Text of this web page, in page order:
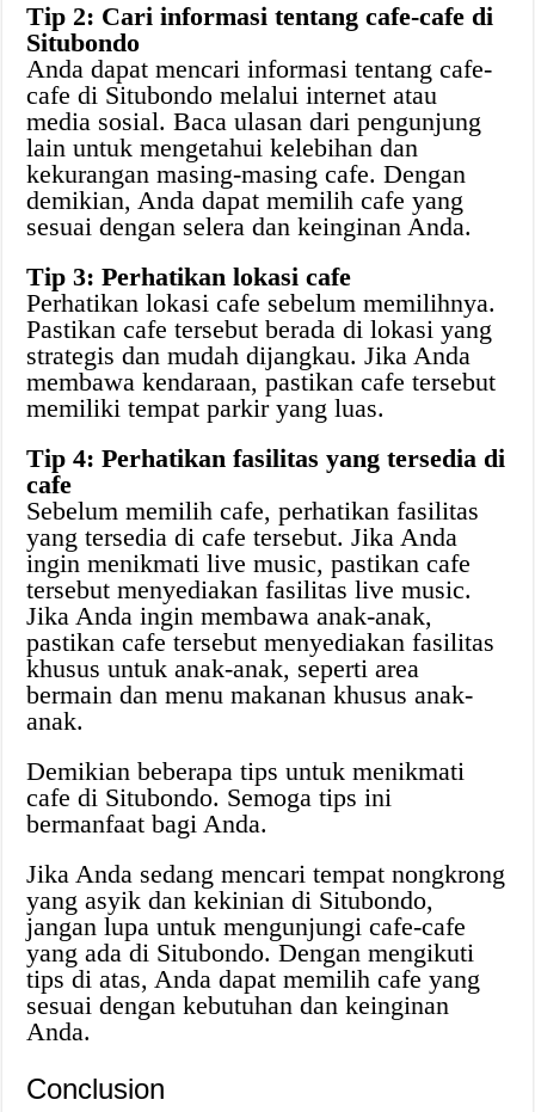
Tip 2: Cari informasi tentang cafe-cafe di
Situbondo
Anda dapat mencari informasi tentang cafe-
cafe di Situbondo melalui internet atau
media sosial. Baca ulasan dari pengunjung
lain untuk mengetahui kelebihan dan
kekurangan masing-masing cafe. Dengan
demikian, Anda dapat memilih cafe yang
sesuai dengan selera dan keinginan Anda.
Tip 3: Perhatikan lokasi cafe
Perhatikan lokasi cafe sebelum memilihnya.
Pastikan cafe tersebut berada di lokasi yang
strategis dan mudah dijangkau. Jika Anda
membawa kendaraan, pastikan cafe tersebut
memiliki tempat parkir yang luas.
Tip 4: Perhatikan fasilitas yang tersedia di
cafe
Sebelum memilih cafe, perhatikan fasilitas
yang tersedia di cafe tersebut. Jika Anda
ingin menikmati live music, pastikan cafe
tersebut menyediakan fasilitas live music.
Jika Anda ingin membawa anak-anak,
pastikan cafe tersebut menyediakan fasilitas
khusus untuk anak-anak, seperti area
bermain dan menu makanan khusus anak-
anak.
Demikian beberapa tips untuk menikmati
cafe di Situbondo. Semoga tips ini
bermanfaat bagi Anda.
Jika Anda sedang mencari tempat nongkrong
yang asyik dan kekinian di Situbondo,
jangan lupa untuk mengunjungi cafe-cafe
yang ada di Situbondo. Dengan mengikuti
tips di atas, Anda dapat memilih cafe yang
sesuai dengan kebutuhan dan keinginan
Anda.
Conclusion